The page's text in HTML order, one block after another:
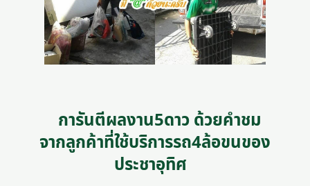
การันตีผลงาน5ดาว ด้วยคำชม
จากลูกค้าที่ใช้บริการรถ4ล้อขนของ
ประชาอุทิศ